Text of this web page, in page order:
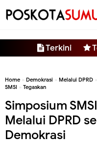
Terkini
Home » Demokrasi » Melalui DPRD »
SMSI » Tegaskan
Simposium
Melalui DPRD
Demokrasi